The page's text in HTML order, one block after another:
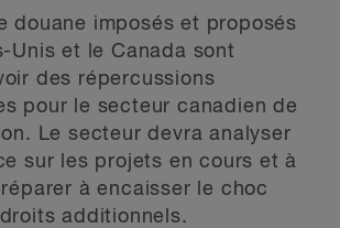
douane imposés et proposés
Unis et le Canada sont
des répercussions
pour le secteur canadien de
Le secteur devra analyser
sur les projets en cours et à
à encaisser le choc
additionnels.